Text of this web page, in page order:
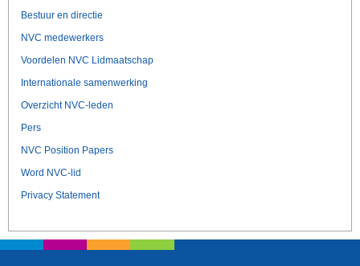
Bestuur en directie
NVC medewerkers
Voordelen NVC Lidmaatschap
Internationale samenwerking
Overzicht NVC-leden
Pers
NVC Position Papers
Word NVC-lid
Privacy Statement